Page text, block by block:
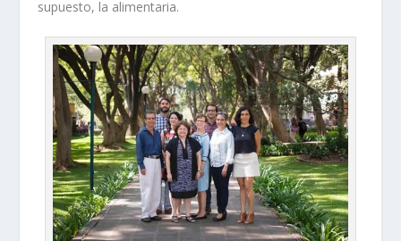
supuesto, la alimentaria.